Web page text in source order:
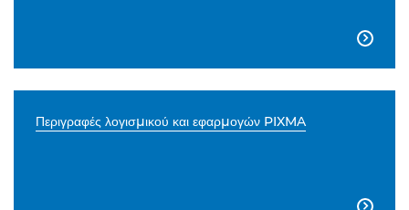

Περιγραφές λογισμικού και εφαρμογών PIXMA
